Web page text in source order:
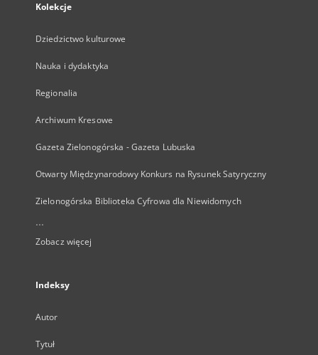
Kolekcje
Dziedzictwo kulturowe
Nauka i dydaktyka
Regionalia
Archiwum Kresowe
Gazeta Zielonogórska - Gazeta Lubuska
Otwarty Międzynarodowy Konkurs na Rysunek Satyryczny
Zielonogórska Biblioteka Cyfrowa dla Niewidomych
...
Zobacz więcej
Indeksy
Autor
Tytuł